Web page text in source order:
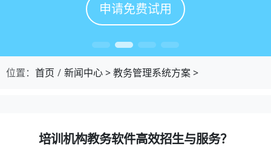
申请免费试用
申请免费试用
申请免费试用
申请免费试用
位置： 首页 新闻中心>教务管理系统方案>
培训机构教务软件高效招生与服务？